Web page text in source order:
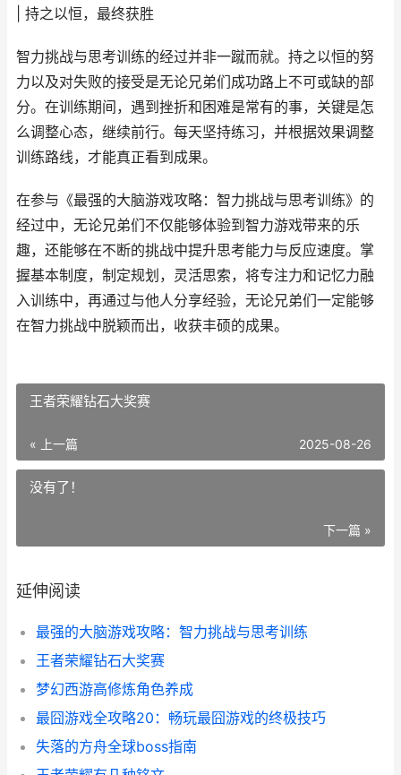
| 持之以恒，最终获胜
智力挑战与思考训练的经过并非一蹴而就。持之以恒的努
力以及对失败的接受是无论兄弟们成功路上不可或缺的部
分。在训练期间，遇到挫折和困难是常有的事，关键是怎
么调整心态，继续前行。每天坚持练习，并根据效果调整
训练路线，才能真正看到成果。
在参与《最强的大脑游戏攻略：智力挑战与思考训练》的
经过中，无论兄弟们不仅能够体验到智力游戏带来的乐
趣，还能够在不断的挑战中提升思考能力与反应速度。掌
握基本制度，制定规划，灵活思索，将专注力和记忆力融
入训练中，再通过与他人分享经验，无论兄弟们一定能够
在智力挑战中脱颖而出，收获丰硕的成果。
王者荣耀钻石大奖赛
« 上一篇 2025-08-26
没有了！
下一篇 »
延伸阅读
最强的大脑游戏攻略：智力挑战与思考训练
王者荣耀钻石大奖赛
梦幻西游高修炼角色养成
最囧游戏全攻略20：畅玩最囧游戏的终极技巧
失落的方舟全球boss指南